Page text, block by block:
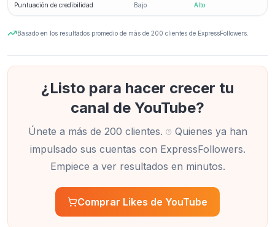
Puntuación de credibilidad Bajo Alto
Basado en los resultados promedio de más de 200 clientes de ExpressFollowers.
¿Listo para hacer crecer tu
canal de YouTube?
Únete a más de 200 clientes.
Quienes ya han
impulsado sus cuentas con ExpressFollowers.
Empiece a ver resultados en minutos.
Comprar Likes de YouTube